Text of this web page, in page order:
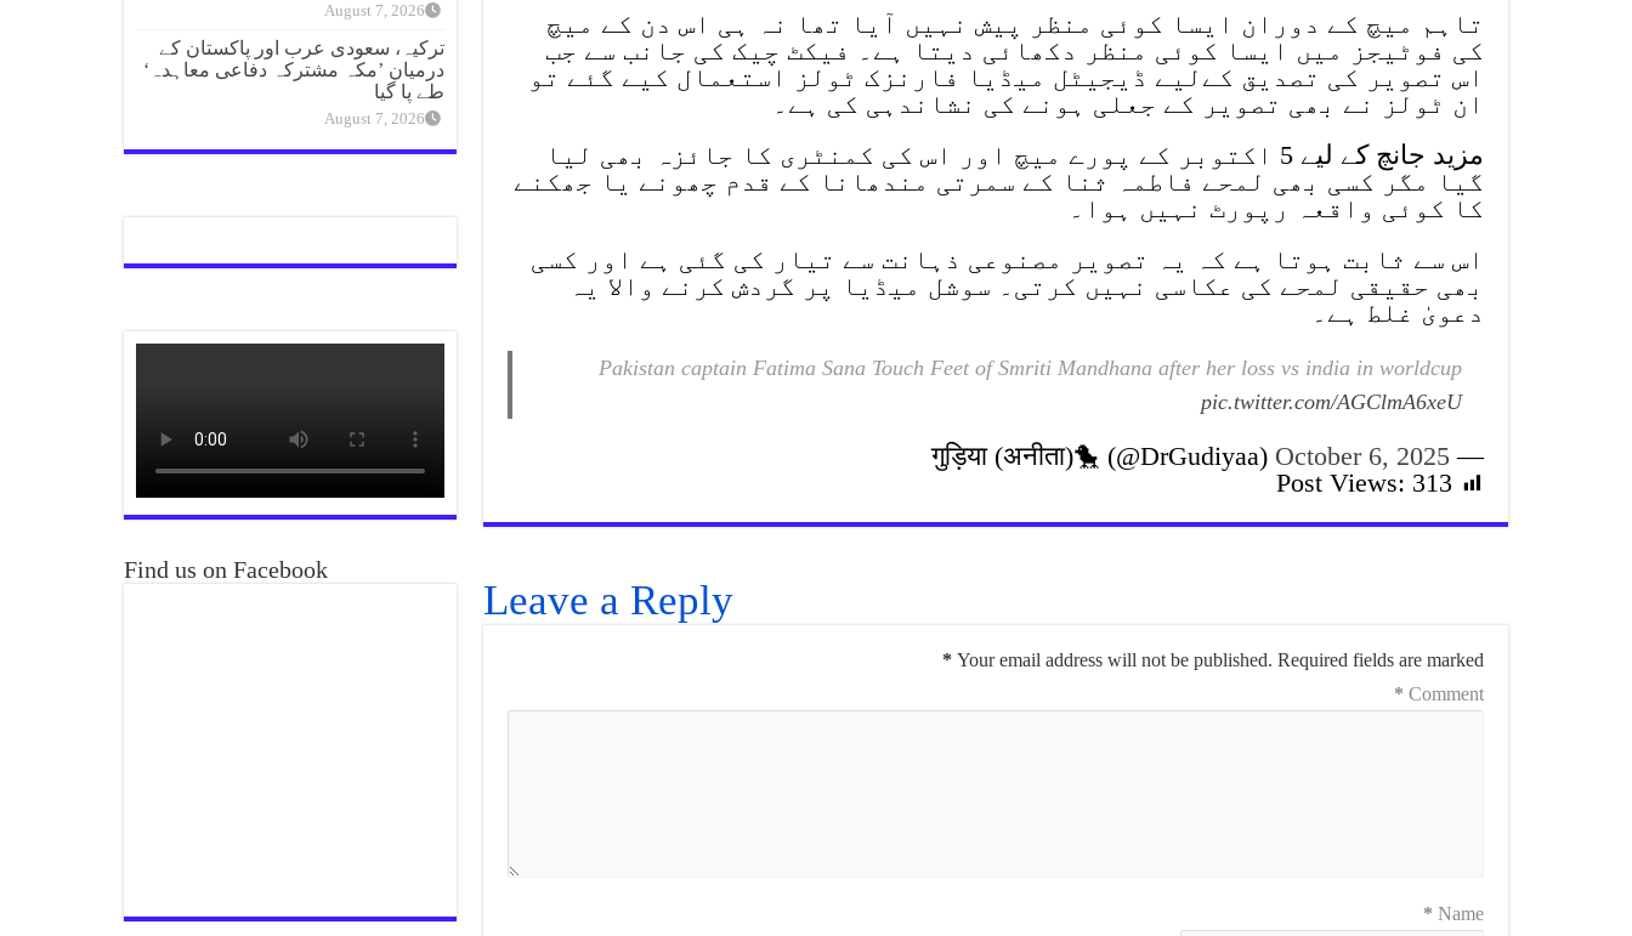
تاہم میچ کے دوران ایسا کوئی منظر پیش نہیں آیا تھا نہ ہی اس دن کے میچ
کی فوٹیجز میں ایسا کوئی منظر دکھائی دیتا ہے۔ فیکٹ چیک کی جانب سے جب
اس تصویر کی تصدیق کےلیے ڈیجیٹل میڈیا فارنزک ٹولز استعمال کیے گئے تو
ان ٹولز نے بھی تصویر کے جعلی ہونے کی نشاندہی کی ہے۔
مزید جانچ کے لیے 5 اکتوبر کے پورے میچ اور اس کی کمنٹری کا جائزہ بھی لیا
گیا مگر کسی بھی لمحے فاطمہ ثنا کے سمرتی مندھانا کے قدم چھونے یا جھکنے
کا کوئی واقعہ رپورٹ نہیں ہوا۔
اس سے ثابت ہوتا ہے کہ یہ تصویر مصنوعی ذہانت سے تیار کی گئی ہے اور کسی
بھی حقیقی لمحے کی عکاسی نہیں کرتی۔ سوشل میڈیا پر گردش کرنے والا یہ
دعویٰ غلط ہے۔
Pakistan captain Fatima Sana Touch Feet of Smriti Mandhana after her loss vs india in worldcup
pic.twitter.com/AGClmA6xeU
— गुड़िया (अनीता)🐤 (@DrGudiyaa)
October 6, 2025
Post Views: 313
Leave a Reply
Your email address will not be published. Required fields are marked
*
Comment
*
Name
*
August 7, 2026
ترکیہ، سعودی عرب اور پاکستان کے
درمیان ’مکہ مشترکہ دفاعی معاہدہ‘
طے پا گیا
August 7, 2026
Find us on Facebook